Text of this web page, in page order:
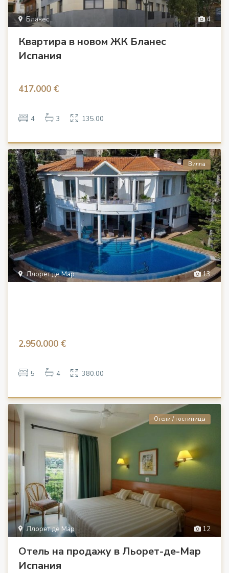
4
Бланес
Квартира в новом ЖК Бланес
Испания
417.000 €
4 3 135.00
13
Ллорет де Мар
Вилла
2.950.000 €
5 4 380.00
12
Ллорет де Мар
Отели / гостиницы
Отель на продажу в Льорет-де-Мар
Испания